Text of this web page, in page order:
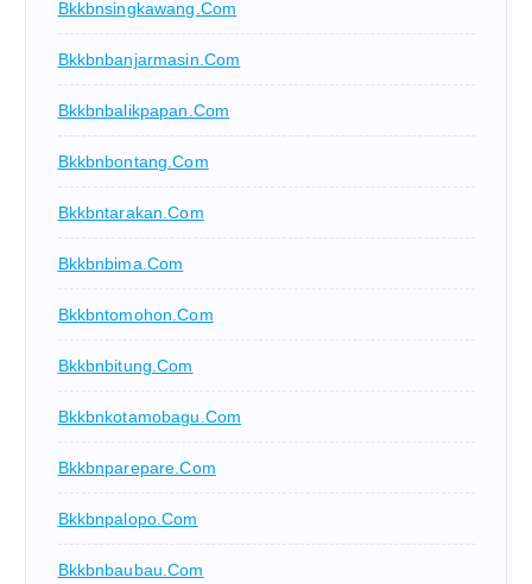
Bkkbnsingkawang.com
Bkkbnbanjarmasin.com
Bkkbnbalikpapan.com
Bkkbnbontang.com
Bkkbntarakan.com
Bkkbnbima.com
Bkkbntomohon.com
Bkkbnbitung.com
Bkkbnkotamobagu.com
Bkkbnparepare.com
Bkkbnpalopo.com
Bkkbnbaubau.com